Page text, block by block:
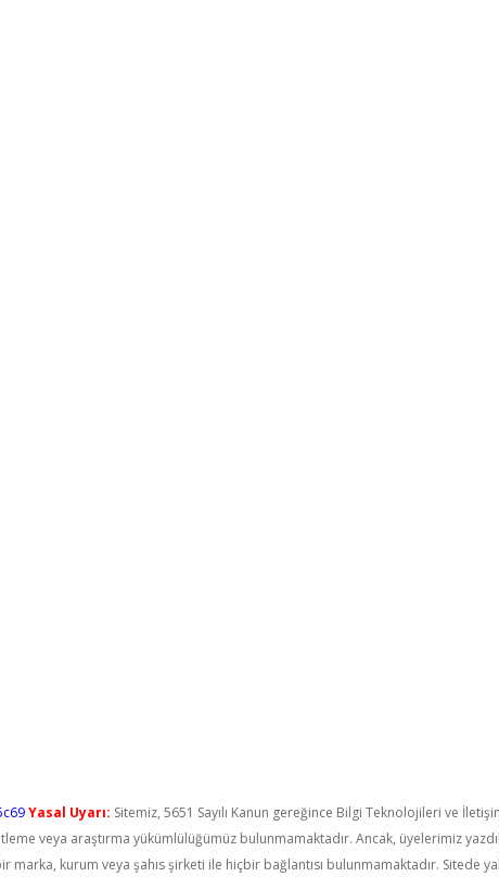
Yasal Uyarı: Sitemiz, 5651 Sayılı Kanun gereğince Bilgi Teknolojileri ve
veya araştırma yükümlülüğümüz bulunmamaktadır. Ancak, üyelerimiz
kurum veya şahıs şirketi ile hiçbir bağlantısı bulunmamaktadır. Sitede